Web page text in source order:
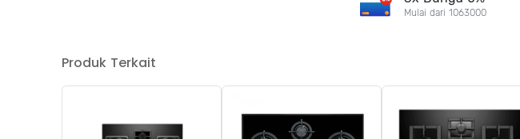
Mulai dari 1063000
Produk Terkait